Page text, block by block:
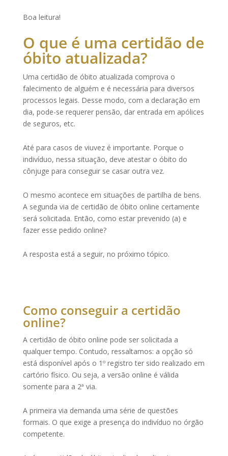
Boa leitura!
O que é uma certidão de
óbito atualizada?
Uma certidão de óbito atualizada comprova o
falecimento de alguém e é necessária para diversos
processos legais. Desse modo, com a declaração em
dia, pode-se requerer pensão, dar entrada em apólices
de seguros, etc.
Até para casos de viuvez é importante. Porque o
indivíduo, nessa situação, deve atestar o óbito do
cônjuge para conseguir se casar outra vez.
O mesmo acontece em situações de partilha de bens.
A segunda via de certidão de óbito online certamente
será solicitada. Então, como estar prevenido (a) e
fazer esse pedido online?
A resposta está a seguir, no próximo tópico.
Como conseguir a certidão
online?
A certidão de óbito online pode ser solicitada a
qualquer tempo. Contudo, ressaltamos: a opção só
está disponível após o 1º registro ter sido realizado em
cartório físico. Ou seja, a versão online é válida
somente para a 2ª via.
A primeira via demanda uma série de questões
formais. O que exige a presença do indivíduo no órgão
competente.